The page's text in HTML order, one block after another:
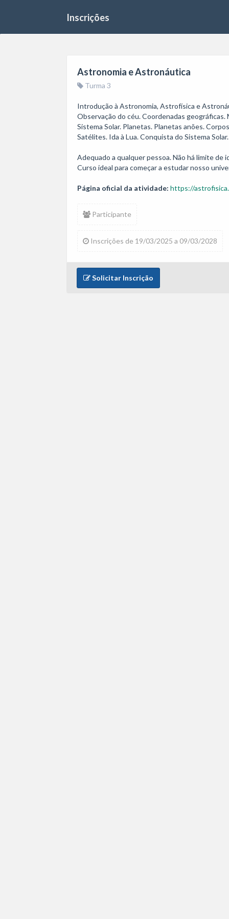
Inscrições
Astronomia e Astronáutica
Turma 3
Introdução à Astronomia, Astrofísica e
Observação do céu. Coordenadas
Sistema Solar. Planetas. Planetas anões.
Satélites. Ida à Lua. Conquista do Sistema
Adequado a qualquer pessoa. Não há limite de
Página oficial da atividade: https://
Participante
Inscrições de 19/03/2025 a 09/03/2028
Solicitar Inscrição